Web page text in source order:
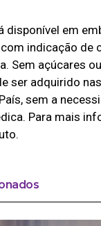
disponível em
indicação de
Sem açúcares
ser adquirido
sem a
Para mais